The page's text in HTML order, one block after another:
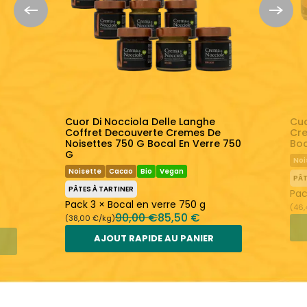
Cuor Di Nocciola Delle Langhe
Coffret Decouverte Cremes De
Noisettes 750 G Bocal En Verre 750
G
Noisette Cacao Bio
Vegan
PÂTES À TARTINER
Pack 3 × Bocal en verre 750 g
(38,00 €/kg)90,00 €85,50 €
AJOUT RAPIDE AU PANIER